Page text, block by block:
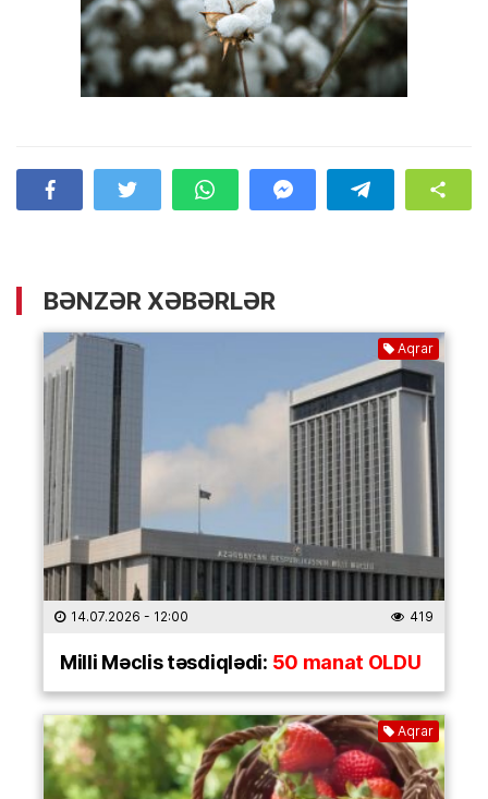
BƏNZƏR XƏBƏRLƏR
Aqrar
14.07.2026 - 12:00 419
Milli Məclis təsdiqlədi: 50 manat OLDU
Aqrar